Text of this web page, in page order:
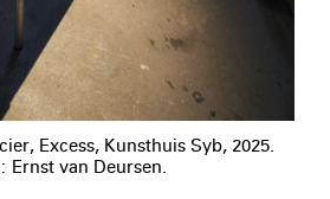
Excess, Kunsthuis Syb, 2025.
Ernst van Deursen.